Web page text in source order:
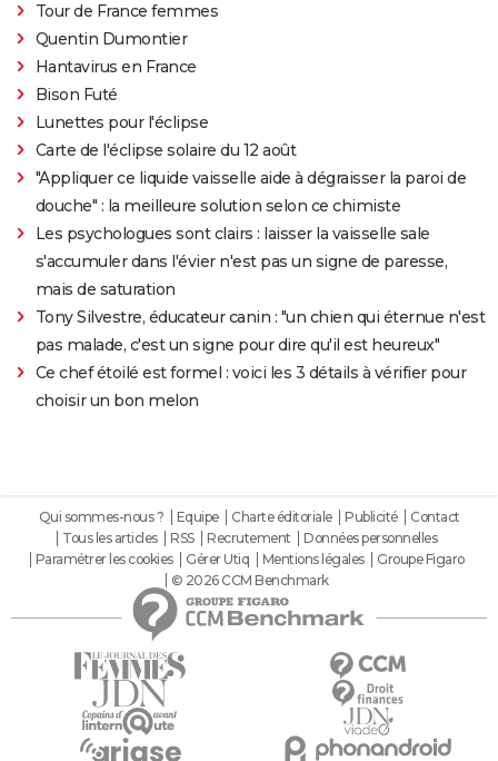
Tour de France femmes
Quentin Dumontier
Hantavirus en France
Bison Futé
Lunettes pour l'éclipse
Carte de l'éclipse solaire du 12 août
"Appliquer ce liquide vaisselle aide à dégraisser la paroi de
douche" : la meilleure solution selon ce chimiste
Les psychologues sont clairs : laisser la vaisselle sale
s'accumuler dans l'évier n'est pas un signe de paresse,
mais de saturation
Tony Silvestre, éducateur canin : "un chien qui éternue n'est
pas malade, c'est un signe pour dire qu'il est heureux"
Ce chef étoilé est formel : voici les 3 détails à vérifier pour
choisir un bon melon
Qui sommes-nous ? Equipe Charte éditoriale Publicité
Contact
Tous les articles
RSS Recrutement
Données personnelles
Paramétrer les cookies
Gérer Utiq Mentions légales
Groupe Figaro
© 2026 CCM Benchmark